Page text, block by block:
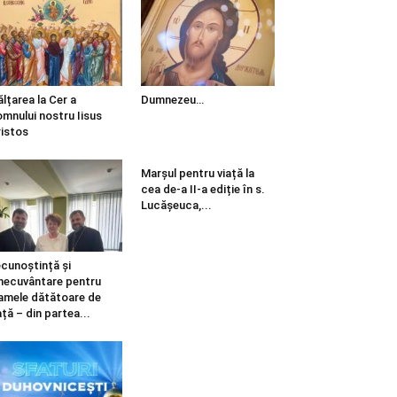
la Cer a
nostru Iisus
Dumnezeu…
și
pentru
dătătoare de
– din partea...
Marșul pentru viață la
cea de-a II-a ediție în s.
Lucășeuca,...